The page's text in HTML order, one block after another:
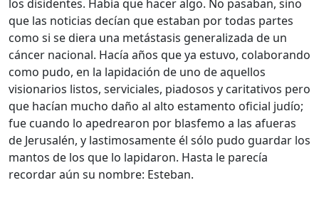
los disidentes. Había que hacer algo. No pasaban, sino
que las noticias decían que estaban por todas partes
como si se diera una metástasis generalizada de un
cáncer nacional. Hacía años que ya estuvo, colaborando
como pudo, en la lapidación de uno de aquellos
visionarios listos, serviciales, piadosos y caritativos pero
que hacían mucho daño al alto estamento oficial judío;
fue cuando lo apedrearon por blasfemo a las afueras
de Jerusalén, y lastimosamente él sólo pudo guardar los
mantos de los que lo lapidaron. Hasta le parecía
recordar aún su nombre: Esteban.